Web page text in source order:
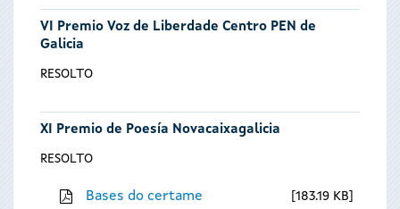
VI Premio Voz de Liberdade Centro PEN de
Galicia
RESOLTO
XI Premio de Poesía Novacaixagalicia
RESOLTO
Bases do certame 183.19 KB